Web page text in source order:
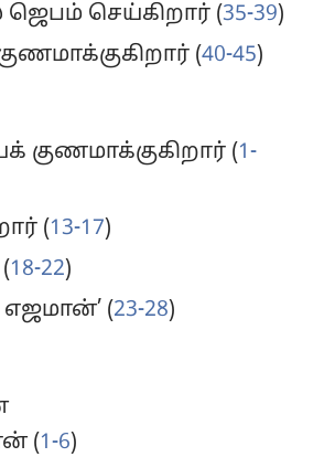
செய்கிறார் (35-39)
(40-45)
(1-
(13-17)
18-22)
எஜமான்’ (23-28)
(1-6)